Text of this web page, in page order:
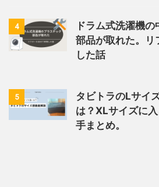
4
ドラム式洗濯機
部品が取れた。リ
した話
5
タビトラのLサイ
は？XLサイズに
手まとめ。